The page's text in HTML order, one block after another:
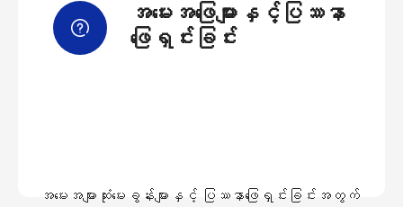
အမေးအဖြေများနှင့်ပြဿနာ
ဖြေရှင်းခြင်း
အမေးအများဆုံးမေးခွန်းများနှင့် ပြဿနာဖြေရှင်းခြင်းအတွက်